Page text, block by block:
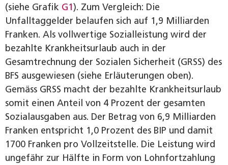
(siehe Grafik G1). Zum Vergleich: Die
Unfalltaggelder belaufen sich auf 1,9 Milliarden
Franken. Als vollwertige Sozialleistung wird der
bezahlte Krankheitsurlaub auch in der
Gesamtrechnung der Sozialen Sicherheit (GRSS) des
BFS ausgewiesen (siehe Erläuterungen oben).
Gemäss GRSS macht der bezahlte Krankheitsurlaub
somit einen Anteil von 4 Prozent der gesamten
Sozialausgaben aus. Der Betrag von 6,9 Milliarden
Franken entspricht 1,0 Prozent des BIP und damit
1700 Franken pro Vollzeitstelle. Die Leistung wird
ungefähr zur Hälfte in Form von Lohnfortzahlung